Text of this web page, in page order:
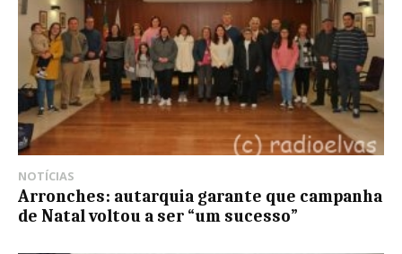
NOTÍCIAS
Arronches: autarquia garante que campanha
de Natal voltou a ser “um sucesso”